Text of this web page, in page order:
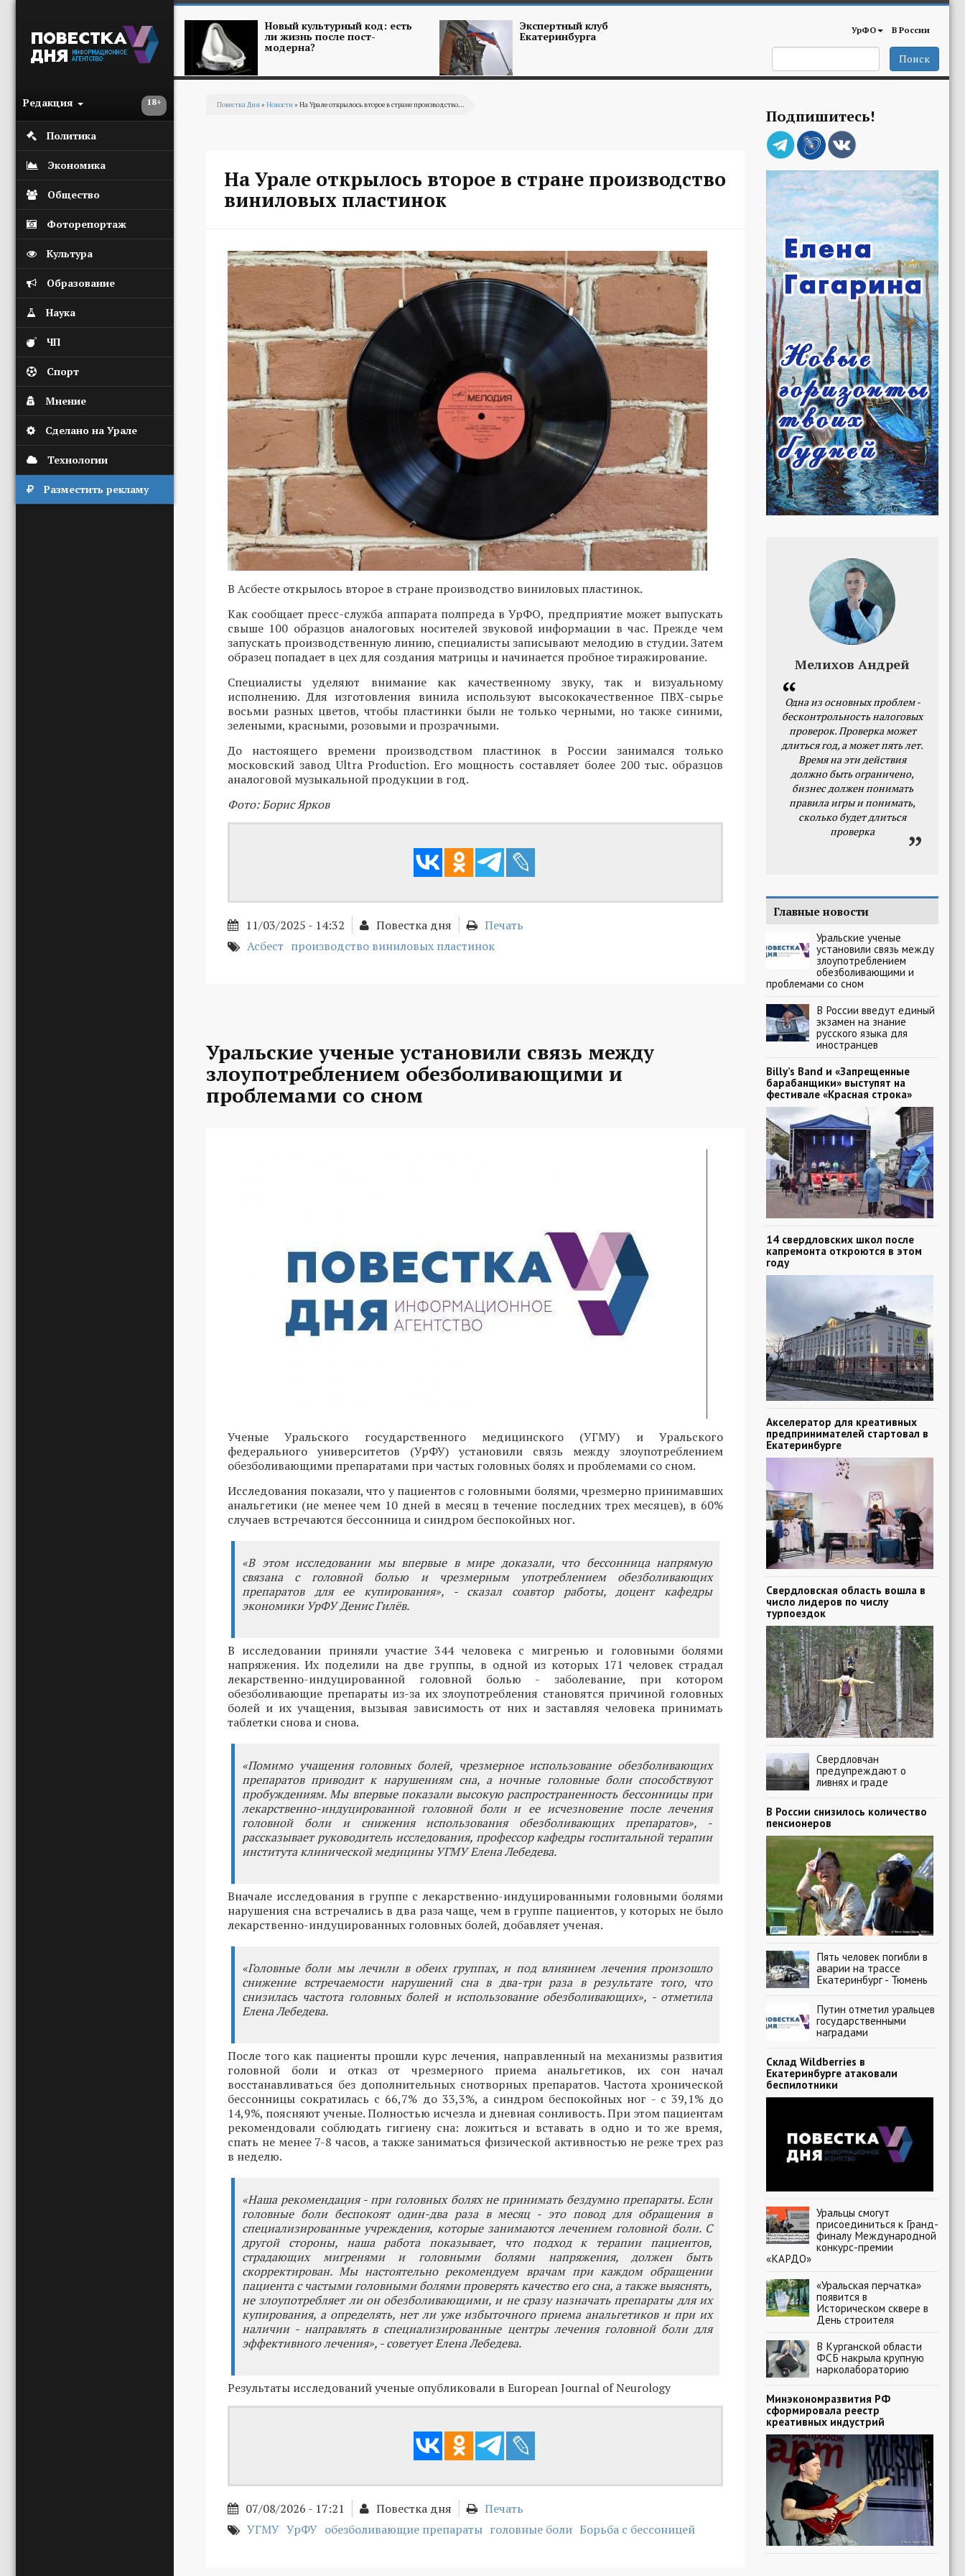
18+
Редакция
Политика
Экономика
Общество
Фоторепортаж
Культура
Образование
Наука
ЧП
Спорт
Мнение
Сделано на Урале
Технологии
Разместить рекламу
Новый культурный код: есть
ли жизнь после пост-
модерна?
Экспертный клуб
Екатеринбурга УрФО В России
Поиск
Повестка Дня» Новости» На Урале открылось второе в стране производство...
На Урале открылось второе в стране производство
виниловых пластинок
В Асбесте открылось второе в стране производство виниловых пластинок.
Как сообщает пресс-служба аппарата полпреда в УрФО, предприятие может выпускать
свыше 100 образцов аналоговых носителей звуковой информации в час. Прежде чем
запускать производственную линию, специалисты записывают мелодию в студии. Затем
образец попадает в цех для создания матрицы и начинается пробное тиражирование.
Специалисты уделяют внимание как качественному звуку, так и визуальному
исполнению. Для изготовления винила используют высококачественное ПВХ-сырье
восьми разных цветов, чтобы пластинки были не только черными, но также синими,
зелеными, красными, розовыми и прозрачными.
До настоящего времени производством пластинок в России занимался только
московский завод Ultra Production. Его мощность составляет более 200 тыс. образцов
аналоговой музыкальной продукции в год.
Фото: Борис Ярков
11/03/2025 - 14:32 Повестка дня
Печать
Асбест производство виниловых пластинок
Уральские ученые установили связь между
злоупотреблением обезболивающими и
проблемами со сном
Ученые Уральского государственного медицинского (УГМУ) и Уральского
федерального университетов (УрФУ) установили связь между злоупотреблением
обезболивающими препаратами при частых головных болях и проблемами со сном.
Исследования показали, что у пациентов с головными болями, чрезмерно принимавших
анальгетики (не менее чем 10 дней в месяц в течение последних трех месяцев), в 60%
случаев встречаются бессонница и синдром беспокойных ног.
«В этом исследовании мы впервые в мире доказали, что бессонница напрямую
связана с головной болью и чрезмерным употреблением обезболивающих
препаратов для ее купирования», - сказал соавтор работы, доцент кафедры
экономики УрФУ Денис Гилёв.
В исследовании приняли участие 344 человека с мигренью и головными болями
напряжения. Их поделили на две группы, в одной из которых 171 человек страдал
лекарственно-индуцированной головной болью - заболевание, при котором
обезболивающие препараты из-за их злоупотребления становятся причиной головных
болей и их учащения, вызывая зависимость от них и заставляя человека принимать
таблетки снова и снова.
«Помимо учащения головных болей, чрезмерное использование обезболивающих
препаратов приводит к нарушениям сна, а ночные головные боли способствуют
пробуждениям. Мы впервые показали высокую распространенность бессонницы при
лекарственно-индуцированной головной боли и ее исчезновение после лечения
головной боли и снижения использования обезболивающих препаратов», -
рассказывает руководитель исследования, профессор кафедры госпитальной терапии
института клинической медицины УГМУ Елена Лебедева.
Вначале исследования в группе с лекарственно-индуцированными головными болями
нарушения сна встречались в два раза чаще, чем в группе пациентов, у которых не было
лекарственно-индуцированных головных болей, добавляет ученая.
«Головные боли мы лечили в обеих группах, и под влиянием лечения произошло
снижение встречаемости нарушений сна в два-три раза в результате того, что
снизилась частота головных болей и использование обезболивающих», - отметила
Елена Лебедева.
После того как пациенты прошли курс лечения, направленный на механизмы развития
головной боли и отказ от чрезмерного приема анальгетиков, их сон начал
восстанавливаться без дополнительных снотворных препаратов. Частота хронической
бессонницы сократилась с 66,7% до 33,3%, а синдром беспокойных ног - с 39,1% до
14,9%, поясняют ученые. Полностью исчезла и дневная сонливость. При этом пациентам
рекомендовали соблюдать гигиену сна: ложиться и вставать в одно и то же время,
спать не менее 7-8 часов, а также заниматься физической активностью не реже трех раз
в неделю.
«Наша рекомендация - при головных болях не принимать бездумно препараты. Если
головные боли беспокоят один-два раза в месяц - это повод для обращения в
специализированные учреждения, которые занимаются лечением головной боли. С
другой стороны, наша работа показывает, что подход к терапии пациентов,
страдающих мигренями и головными болями напряжения, должен быть
скорректирован. Мы настоятельно рекомендуем врачам при каждом обращении
пациента с частыми головными болями проверять качество его сна, а также выяснять,
не злоупотребляет ли он обезболивающими, и не сразу назначать препараты для их
купирования, а определять, нет ли уже избыточного приема анальгетиков и при их
наличии - направлять в специализированные центры лечения головной боли для
эффективного лечения», - советует Елена Лебедева.
Результаты исследований ученые опубликовали в European Journal of Neurology
07/08/2026 - 17:21 Повестка дня
Печать
УГМУ УрФУ обезболивающие препараты головные боли Борьба с бессоницей
Подпишитесь!
Мелихов Андрей
Одна из основных проблем -
бесконтрольность налоговых
проверок. Проверка может
длиться год, а может пять лет.
Время на эти действия
должно быть ограничено,
бизнес должен понимать
правила игры и понимать,
сколько будет длиться
проверка
Главные новости
Уральские ученые
установили связь между
злоупотреблением
обезболивающими и
проблемами со сном
В России введут единый
экзамен на знание
русского языка для
иностранцев
Billy’s Band и «Запрещенные
барабанщики» выступят на
фестивале «Красная строка»
14 свердловских школ после
капремонта откроются в этом
году
Акселератор для креативных
предпринимателей стартовал в
Екатеринбурге
Свердловская область вошла в
число лидеров по числу
турпоездок
Свердловчан
предупреждают о
ливнях и граде
В России снизилось количество
пенсионеров
Пять человек погибли в
аварии на трассе
Екатеринбург - Тюмень
Путин отметил уральцев
государственными
наградами
Склад Wildberries в
Екатеринбурге атаковали
беспилотники
Уральцы смогут
присоединиться к Гранд-
финалу Международной
конкурс-премии
«КАРДО»
«Уральская перчатка»
появится в
Историческом сквере в
День строителя
В Курганской области
ФСБ накрыла крупную
нарколабораторию
Минэкономразвития РФ
сформировала реестр
креативных индустрий